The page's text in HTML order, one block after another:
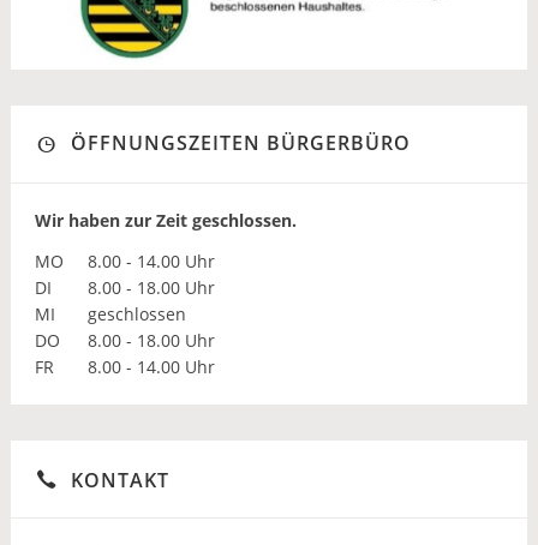
ÖFFNUNGSZEITEN BÜRGERBÜRO
Wir haben zur Zeit geschlossen.
MO
8.00 - 14.00 Uhr
DI
8.00 - 18.00 Uhr
MI
geschlossen
DO
8.00 - 18.00 Uhr
FR
8.00 - 14.00 Uhr
KONTAKT